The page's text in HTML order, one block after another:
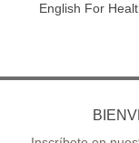
English For